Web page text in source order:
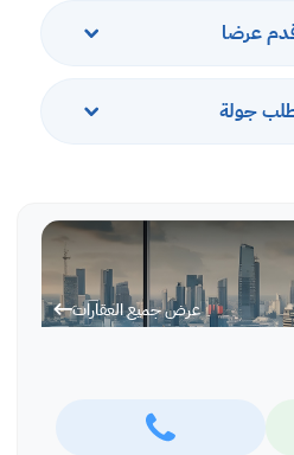
عرضا
جولة
عرض جميع العقارات